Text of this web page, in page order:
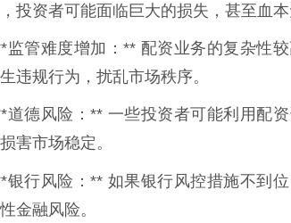
投资者可能面临巨大的损失，甚至血本
监管难度增加：** 配资业务的复杂性
违规行为，扰乱市场秩序。
道德风险：** 一些投资者可能利用配
害市场稳定。
银行风险：** 如果银行风控措施不到
金融风险。